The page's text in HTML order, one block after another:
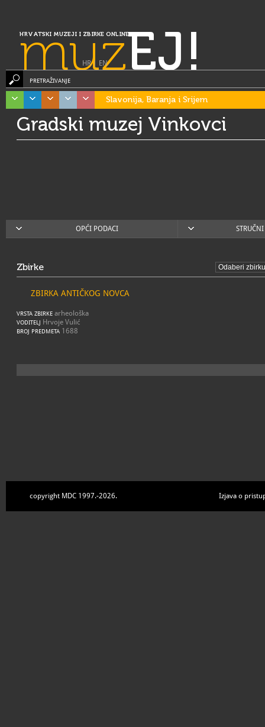
HRVATSKI MUZEJI I ZBIRKE ONLINE
muzEJ!
HR| EN
PRETRAŽIVANJE
Slavonija, Baranja i Srijem
Gradski muzej Vinkovci
OPĆI PODACI
Zbirke
ZBIRKA ANTIČKOG NOVCA
VRSTA ZBIRKE arheološka
VODITELJ Hrvoje Vulić
BROJ PREDMETA 1688
copyright MDC 1997.-2026. Izjava o